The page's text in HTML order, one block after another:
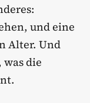
und eine
Alter. Und
was die